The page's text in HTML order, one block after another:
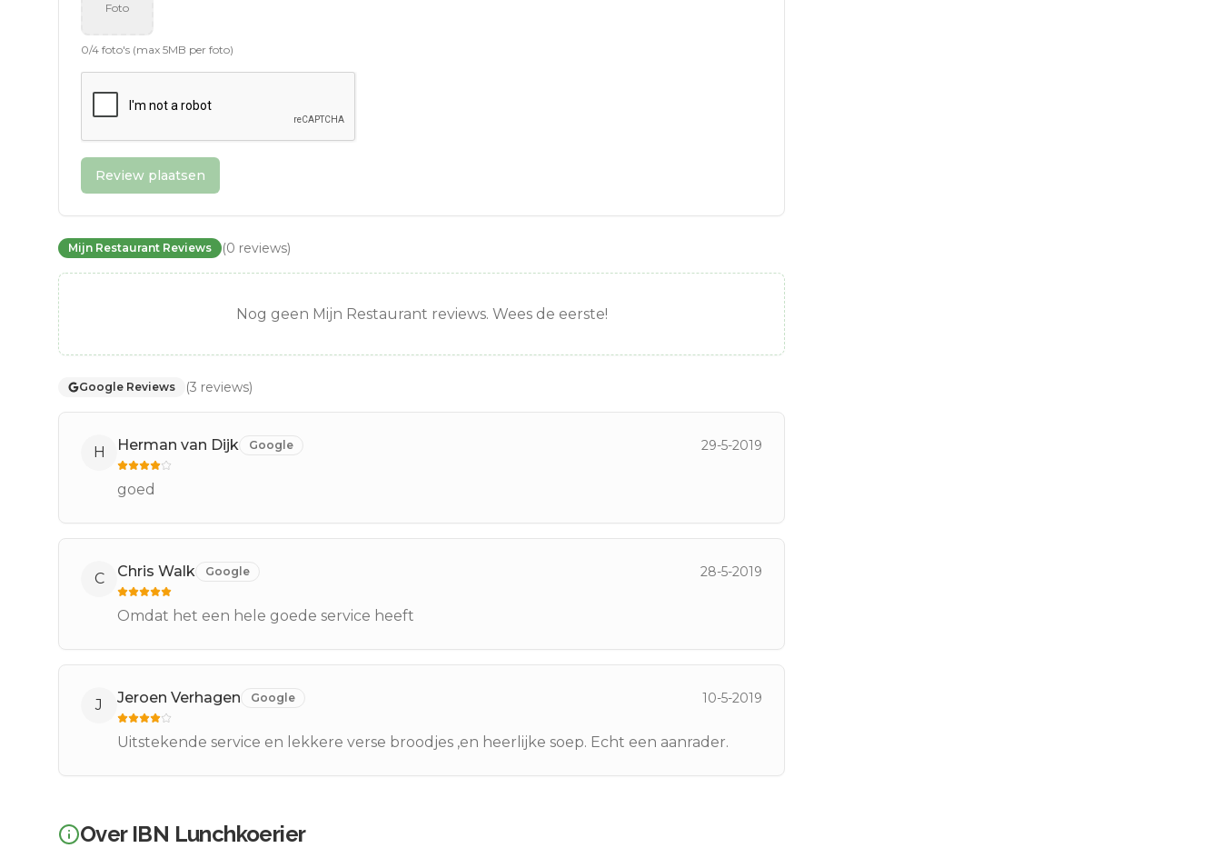
Foto
0/4 foto's (max 5MB per foto)
Review plaatsen
Mijn Restaurant Reviews (0 reviews)
Nog geen Mijn Restaurant reviews. Wees de eerste!
Google Reviews (3 reviews)
H Herman van Dijk Google 29-5-2019
goed
C Chris Walk Google 28-5-2019
Omdat het een hele goede service heeft
J Jeroen Verhagen Google 10-5-2019
Uitstekende service en lekkere verse broodjes ,en heerlijke soep. Echt een aanrader.
Over IBN Lunchkoerier